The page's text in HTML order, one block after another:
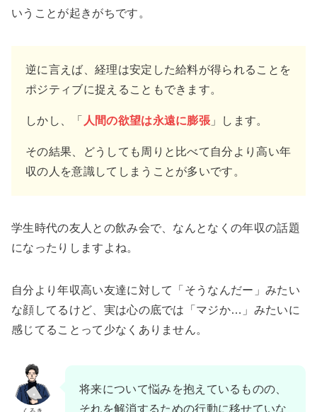
いうことが起きがちです。
逆に言えば、経理は安定した給料が得られることを
ポジティブに捉えることもできます。
しかし、「 人間の欲望は永遠に膨張 」します。
その結果、どうしても周りと比べて自分より高い年
収の人を意識してしまうことが多いです。
学生時代の友人との飲み会で、なんとなくの年収の話題
になったりしますよね。
自分より年収高い友達に対して「そうなんだー」みたい
な顔してるけど、実は心の底では「マジか…」みたいに
感じてることって少なくありません。
将来について悩みを抱えているものの、
それを解消するための行動に移せていな